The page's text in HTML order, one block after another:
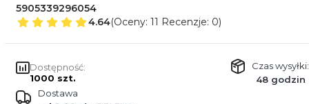
5905339296054
4.64(Oceny: 11 Recenzje: 0)
Dostępność:
1000 szt.
Czas wysyłki:
48 godzin
Dostawa